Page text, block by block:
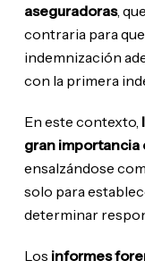
aseguradoras,
contraria para
indemnización
con la primera
En este contexto,
gran importancia
ensalzándose
solo para
determinar
Los informes